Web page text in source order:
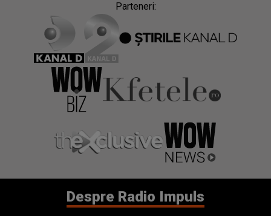
Parteneri:
Despre Radio Impuls